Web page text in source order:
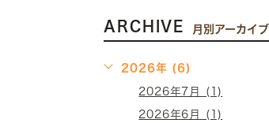
ARCHIVE 月別アーカイブ
2026年 (6)
2026年7月 (1)
2026年6月 (1)